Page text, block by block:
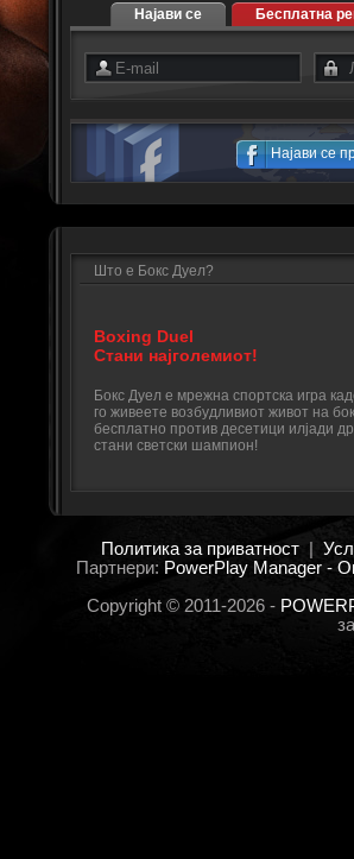
Најави се Бесплатна
Најави се
Што е Бокс Дуел?
Boxing Duel
Стани најголемиот!
Бокс Дуел е мрежна спортска игра
го живеете возбудливиот живот на
бесплатно против десетици илјади
стани светски шампион!
Политика за приватност|
Партнери: PowerPlay Manager -
Copyright © 2011-2026 -